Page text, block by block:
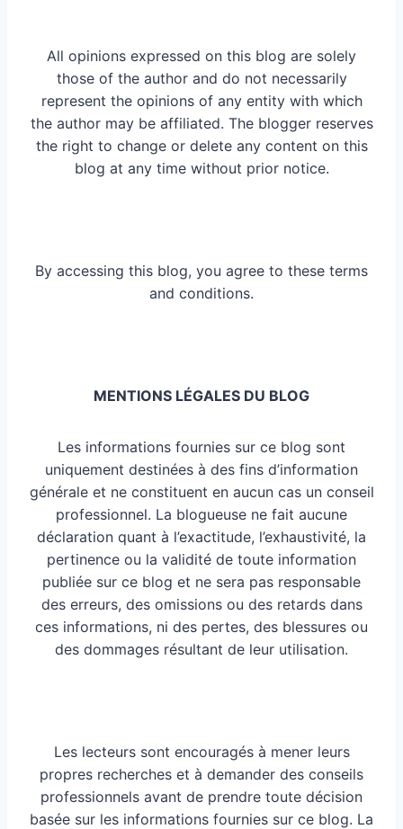
All opinions expressed on this blog are solely
those of the author and do not necessarily
represent the opinions of any entity with which
the author may be affiliated. The blogger reserves
the right to change or delete any content on this
blog at any time without prior notice.
By accessing this blog, you agree to these terms
and conditions.
MENTIONS LÉGALES DU BLOG
Les informations fournies sur ce blog sont
uniquement destinées à des fins d’information
générale et ne constituent en aucun cas un conseil
professionnel. La blogueuse ne fait aucune
déclaration quant à l’exactitude, l’exhaustivité, la
pertinence ou la validité de toute information
publiée sur ce blog et ne sera pas responsable
des erreurs, des omissions ou des retards dans
ces informations, ni des pertes, des blessures ou
des dommages résultant de leur utilisation.
Les lecteurs sont encouragés à mener leurs
propres recherches et à demander des conseils
professionnels avant de prendre toute décision
basée sur les informations fournies sur ce blog. La